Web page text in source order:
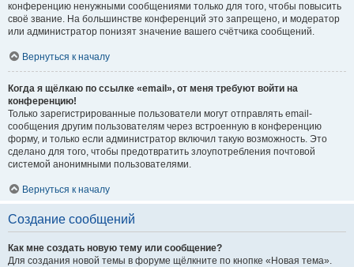
конференцию ненужными сообщениями только для того, чтобы повысить
своё звание. На большинстве конференций это запрещено, и модератор
или администратор понизят значение вашего счётчика сообщений.
Вернуться к началу
Когда я щёлкаю по ссылке «email», от меня требуют войти на
конференцию!
Только зарегистрированные пользователи могут отправлять email-
сообщения другим пользователям через встроенную в конференцию
форму, и только если администратор включил такую возможность. Это
сделано для того, чтобы предотвратить злоупотребления почтовой
системой анонимными пользователями.
Вернуться к началу
Создание сообщений
Как мне создать новую тему или сообщение?
Для создания новой темы в форуме щёлкните по кнопке «Новая тема».